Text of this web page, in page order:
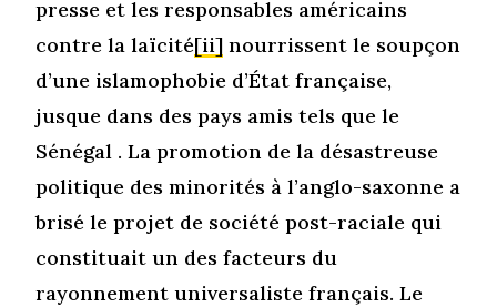
presse et les responsables américains
contre la laïcité[ii] nourrissent le soupçon
d’une islamophobie d’État française,
jusque dans des pays amis tels que le
Sénégal . La promotion de la désastreuse
politique des minorités à l’anglo-saxonne a
brisé le projet de société post-raciale qui
constituait un des facteurs du
rayonnement universaliste français. Le